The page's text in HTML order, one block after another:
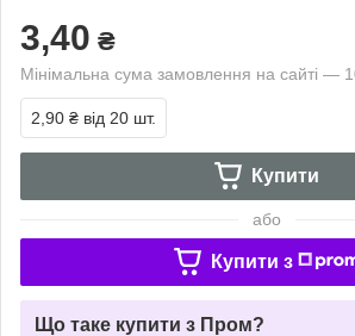
3,40 ₴
Мінімальна сума замовлення на сайті —
2,90 ₴ від 20 шт.
Купити
або
Купити з
Що таке купити з Пром?